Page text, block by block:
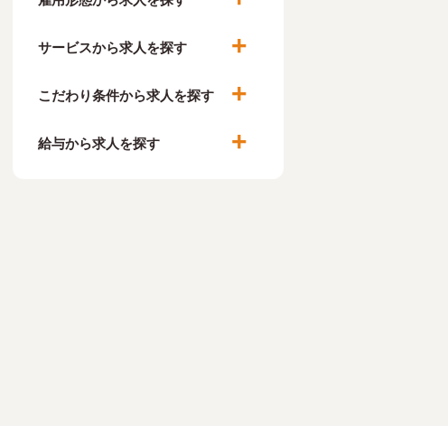
サービスから求人を探す
こだわり条件から求人を探す
給与から求人を探す